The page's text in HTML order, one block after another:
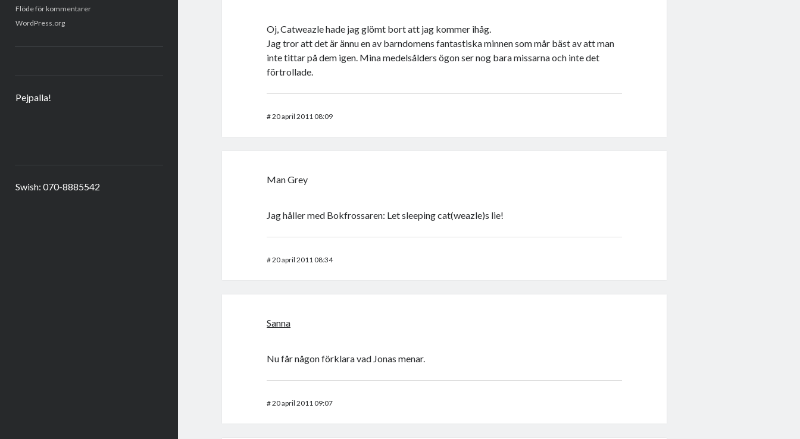
Flöde för kommentarer
WordPress.org
Pejpalla!
Swish: 070-8885542
Oj, Catweazle hade jag glömt bort att jag kommer ihåg.
Jag tror att det är ännu en av barndomens fantastiska minnen som mår bäst av att man
inte tittar på dem igen. Mina medelsålders ögon ser nog bara missarna och inte det
förtrollade.
#20 april 2011 08:09
Man Grey
Jag håller med Bokfrossaren: Let sleeping cat(weazle)s lie!
#20 april 2011 08:34
Sanna
Nu får någon förklara vad Jonas menar.
#20 april 2011 09:07